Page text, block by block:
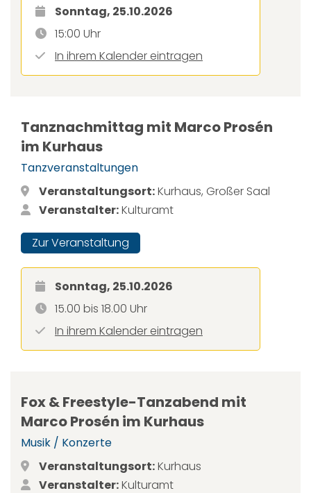
Sonntag, 25.10.2026
15:00 Uhr
In ihrem Kalender eintragen
Tanznachmittag mit Marco Prosén
im Kurhaus
Tanzveranstaltungen
Veranstaltungsort:Kurhaus, Großer Saal
Veranstalter:Kulturamt
Zur Veranstaltung
Sonntag, 25.10.2026
15.00 bis 18.00 Uhr
In ihrem Kalender eintragen
Fox & Freestyle-Tanzabend mit
Marco Prosén im Kurhaus
Musik / Konzerte
Veranstaltungsort:Kurhaus
Veranstalter:Kulturamt